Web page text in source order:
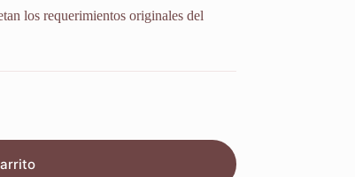
los requerimientos originales del